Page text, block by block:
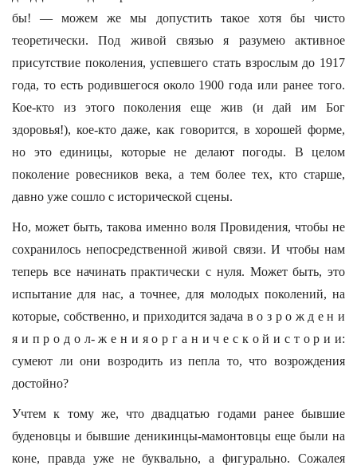
бы! — можем же мы допустить такое хотя бы чисто
теоретически. Под живой связью я разумею активное
присутствие поколения, успевшего стать взрослым до 1917
года, то есть родившегося около 1900 года или ранее того.
Кое-кто из этого поколения еще жив (и дай им Бог
здоровья!), кое-кто даже, как говорится, в хорошей форме,
но это единицы, которые не делают погоды. В целом
поколение ровесников века, а тем более тех, кто старше,
давно уже сошло с исторической сцены.
Но, может быть, такова именно воля Провидения, чтобы не
сохранилось непосредственной живой связи. И чтобы нам
теперь все начинать практически с нуля. Может быть, это
испытание для нас, а точнее, для молодых поколений, на
которые, собственно, и приходится задача в о з р о ж д е н и
я и п р о д о л- ж е н и я о р г а н и ч е с к о й и с т о р и и:
сумеют ли они возродить из пепла то, что возрождения
достойно?
Учтем к тому же, что двадцатью годами ранее бывшие
буденовцы и бывшие деникинцы-мамонтовцы еще были на
коне, правда уже не буквально, а фигурально. Сожалея